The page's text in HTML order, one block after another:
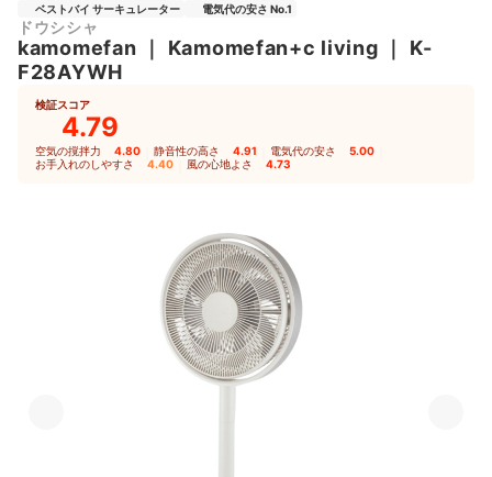
ベストバイ サーキュレーター 電気代の安さ No.1
ドウシシャ
kamomefan Kamomefan+c living
K-
F28AYWH
検証スコア
4.79
空気の撹拌力 4.80 静音性の高さ 4.91 電気代の安さ 5.00
お手入れのしやすさ 4.40 風の心地よさ 4.73